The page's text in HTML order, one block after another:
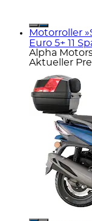
Motorroller
Euro 5+ 11
Alpha
Aktueller